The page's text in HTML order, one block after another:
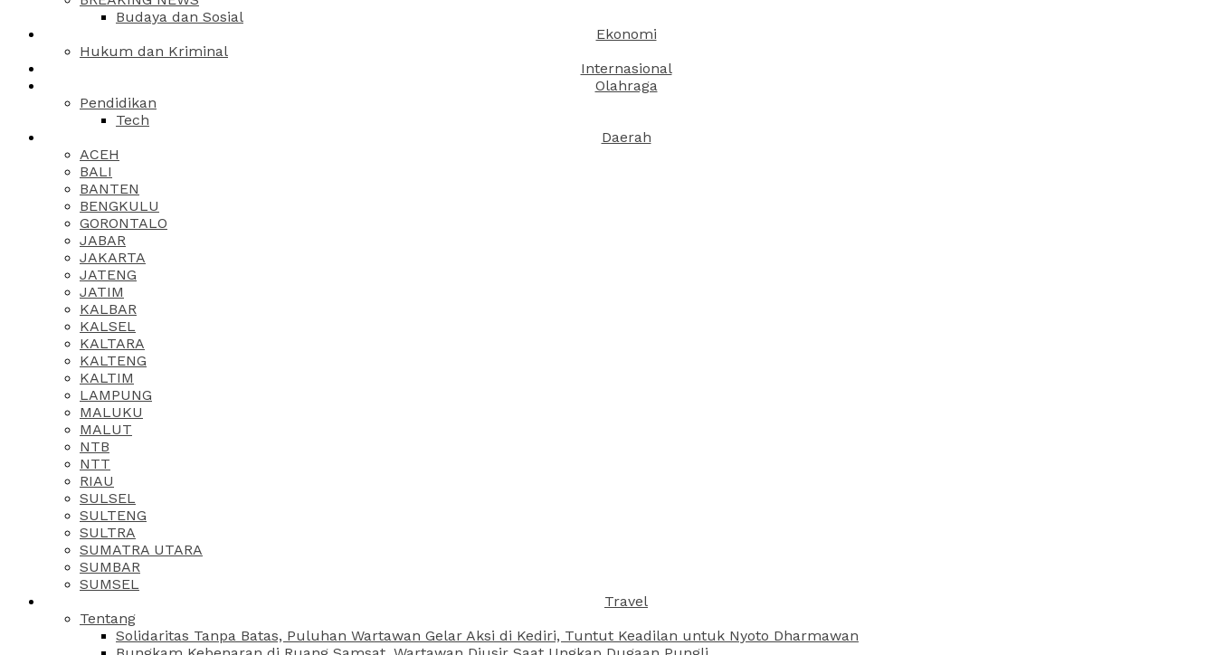
Budaya dan Sosial
Ekonomi
Hukum dan Kriminal
Internasional
Olahraga
Pendidikan
Tech
Daerah
ACEH
BALI
BANTEN
BENGKULU
GORONTALO
JABAR
JAKARTA
JATENG
JATIM
KALBAR
KALSEL
KALTARA
KALTENG
KALTIM
LAMPUNG
MALUKU
MALUT
NTB
NTT
RIAU
SULSEL
SULTENG
SULTRA
SUMATRA UTARA
SUMBAR
SUMSEL
Travel
Tentang
Solidaritas Tanpa Batas, Puluhan Wartawan Gelar Aksi di Kediri, Tuntut Keadilan untuk Nyoto Dharmawan